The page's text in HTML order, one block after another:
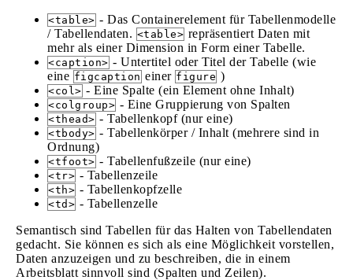
<table> - Das Containerelement für Tabellenmodelle
/ Tabellendaten. <table> repräsentiert Daten mit
mehr als einer Dimension in Form einer Tabelle.
<caption> - Untertitel oder Titel der Tabelle (wie
eine figcaption einer figure )
<col> - Eine Spalte (ein Element ohne Inhalt)
<colgroup> - Eine Gruppierung von Spalten
<thead> - Tabellenkopf (nur eine)
<tbody> - Tabellenkörper / Inhalt (mehrere sind in
Ordnung)
<tfoot> - Tabellenfußzeile (nur eine)
<tr> - Tabellenzeile
<th> - Tabellenkopfzelle
<td> - Tabellenzelle
Semantisch sind Tabellen für das Halten von Tabellendaten
gedacht. Sie können es sich als eine Möglichkeit vorstellen,
Daten anzuzeigen und zu beschreiben, die in einem
Arbeitsblatt sinnvoll sind (Spalten und Zeilen).